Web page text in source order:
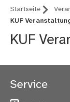
Startseite
KUF
KUF
Service